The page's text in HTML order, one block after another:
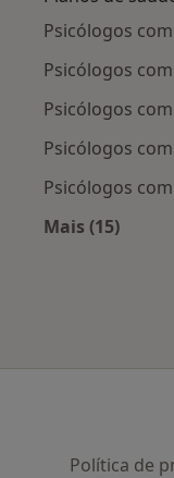
Psicólogos
Psicólogos
Psicólogos
Psicólogos
Psicólogos
Mais (15)
Política de